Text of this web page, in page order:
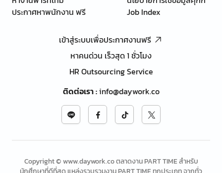
ประกาศหาพนักงาน ฟรี
Job Index
เข้าสู่ระบบเพื่อประกาศงานฟรี
หาคนด่วน เร็วสุด 1 ชั่วโมง
HR Outsourcing Service
ติดต่อเรา:info@daywork.co
Copyright © www.daywork.co ตลาดงาน PART TIME สำหรับ